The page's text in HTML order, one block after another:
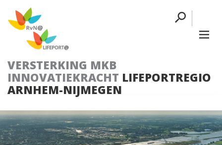
VERSTERKING MKB
INNOVATIEKRACHT LIFEPORTREGIO
ARNHEM-NIJMEGEN